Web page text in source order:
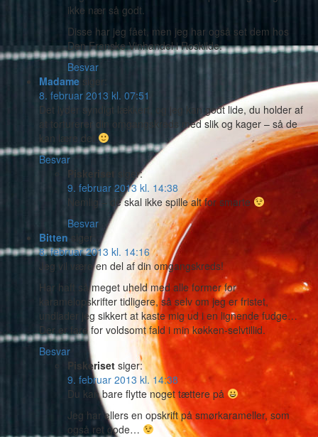
ikke nær så godt.
Disse har jeg fået, men jeg har også set dem hos
Den Franske Vinhandel i Roskilde.
Besvar
Madame siger:
8. februar 2013 kl. 07:51
Det lyder syndigt lækkert, og jeg kan godt lide, du holder af
at torturerer din omgangskreds med slik og kager – så de
kan lære det
Besvar
Piskeriset
siger:
9. februar 2013 kl. 14:38
Nemlig – de skal ikke spille alt for smarte
Besvar
Bitten siger:
8. februar 2013 kl. 14:16
Jeg vil være en del af din omgangskreds!
Har haft så meget uheld med alle former for
karamelopskrifter tidligere, så selv om jeg er fristet,
undlader jeg sikkert at kaste mig ud i en lignende fudge…
Der er fare for voldsomt fald i min køkken-selvtillid.
Besvar
Piskeriset siger:
9. februar 2013 kl. 14:38
Du kan bare flytte noget tættere på
Jeg har ellers en opskrift på smørkarameller, som
også ret gode…